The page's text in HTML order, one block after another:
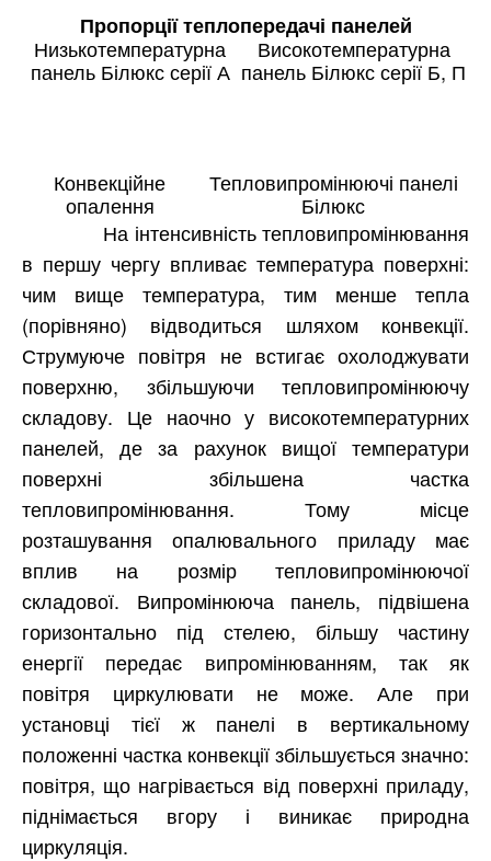
Пропорції теплопередачі панелей
Низькотемпературна
панель Білюкс серії А
Високотемпературна
панель Білюкс серії Б, П
Конвекційне
опалення
Тепловипромінюючі панелі
Білюкс
На інтенсивність тепловипромінювання
в першу чергу впливає температура поверхні:
чим вище температура, тим менше тепла
(порівняно) відводиться шляхом конвекції.
Струмуюче повітря не встигає охолоджувати
поверхню, збільшуючи тепловипромінюючу
складову. Це наочно у високотемпературних
панелей, де за рахунок вищої температури
поверхні збільшена частка
тепловипромінювання. Тому місце
розташування опалювального приладу має
вплив на розмір тепловипромінюючої
складової. Випромінююча панель, підвішена
горизонтально під стелею, більшу частину
енергії передає випромінюванням, так як
повітря циркулювати не може. Але при
установці тієї ж панелі в вертикальному
положенні частка конвекції збільшується значно:
повітря, що нагрівається від поверхні приладу,
піднімається вгору і виникає природна
циркуляція.